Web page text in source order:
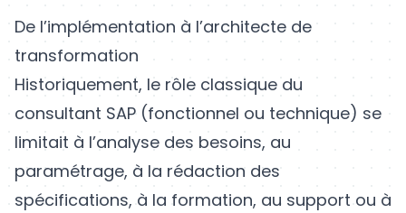
De l’implémentation à l’architecte de
transformation
Historiquement, le rôle classique du
consultant SAP (fonctionnel ou technique) se
limitait à l’analyse des besoins, au
paramétrage, à la rédaction des
spécifications, à la formation, au support ou à